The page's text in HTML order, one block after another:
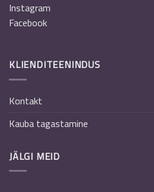
Instagram
Facebook
KLIENDITEENINDUS
Kontakt
Kauba tagastamine
JÄLGI MEID